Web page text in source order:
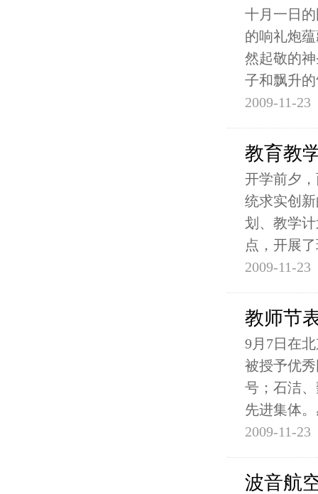
十月一日
的响礼炮
然起敬的
子和飘升
2009-11-23
教育教
开学前夕
统求实创
划、教学
点，开展
2009-11-23
教师节
9月7日在
被授予优
号；石洁
先进集体
2009-11-23
波音航